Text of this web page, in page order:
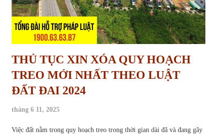
THỦ TỤC XIN XÓA QUY HOẠCH
TREO MỚI NHẤT THEO LUẬT
ĐẤT ĐAI 2024
tháng 6 11, 2025
Việc đất nằm trong quy hoạch treo trong thời gian dài đã và đang gây